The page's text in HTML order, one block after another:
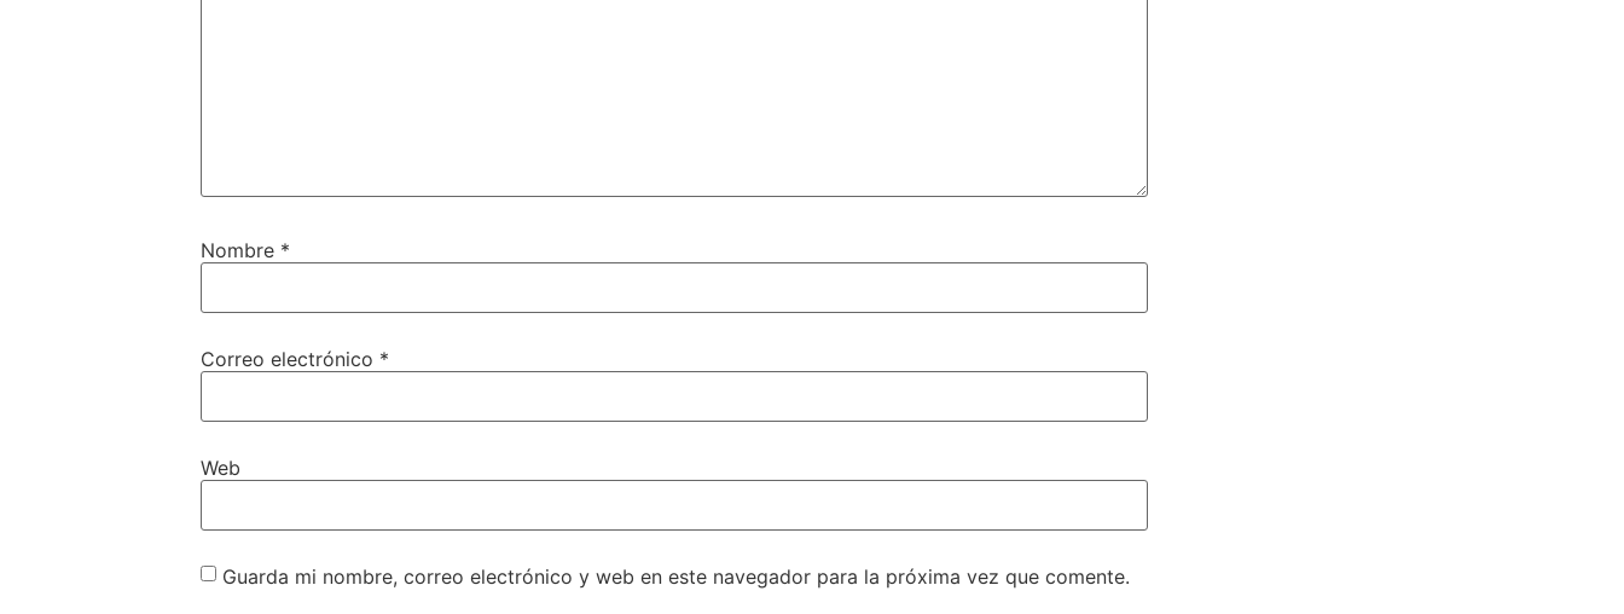
Nombre *
Correo electrónico *
Web
Guarda mi nombre, correo electrónico y web en este navegador para la próxima vez que comente.